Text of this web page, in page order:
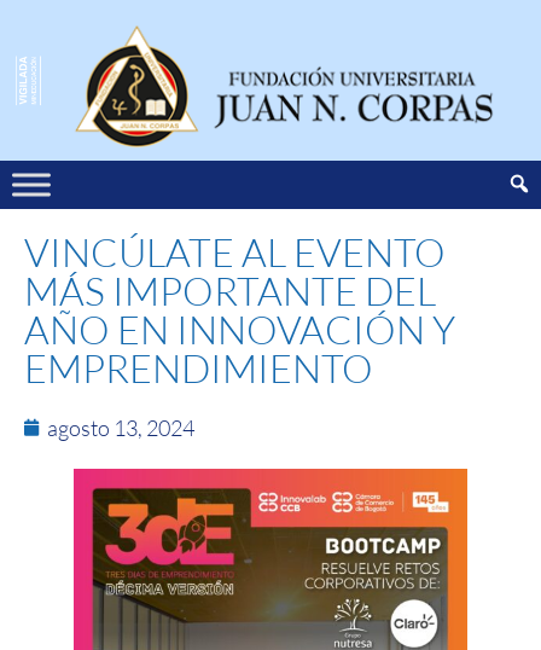
VINCÚLATE AL EVENTO
MÁS IMPORTANTE DEL
AÑO EN INNOVACIÓN Y
EMPRENDIMIENTO
agosto 13, 2024